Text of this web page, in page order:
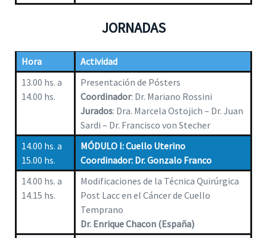
JORNADAS
Hora
Actividad
13.00 hs. a
14.00 hs.
Presentación de Pósters
Coordinador: Dr. Mariano Rossini
Jurados: Dra. Marcela Ostojich – Dr. Juan
Sardi – Dr. Francisco von Stecher
14.00 hs. a
15.00 hs.
MÓDULO I: Cuello Uterino
Coordinador: Dr. Gonzalo Franco
14.00 hs. a
14.15 hs.
Modificaciones de la Técnica Quirúrgica
Post Lacc en el Cáncer de Cuello
Temprano
Dr. Enrique Chacon (España)